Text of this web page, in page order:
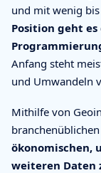
und mit wenig
Position geht
Anfang steht
und Umwandeln
Mithilfe von
ökonomischen,
weiteren Daten